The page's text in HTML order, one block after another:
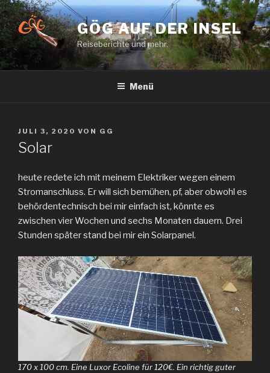
Zum
Inhalt
springen
GÖG AUF DER INSEL
Reiseberichte und mehr.
Menü
VERÖFFENTLICHT
AM
JULI 3, 2020 VON GG
Solar
heute redete ich mit meinem Elektriker wegen einem
Stromanschluss. Er will sich bemühen, pf, aber obwohl es
behördentechnisch bei mir einfach ist, könnte es
zwischen vier Wochen und sechs Monaten dauern. Drei
Stunden später stand bei mir ein Solarpanel.
170 x 100 cm. Eine Luxor Ecoline für 120€. Ein richtig guter